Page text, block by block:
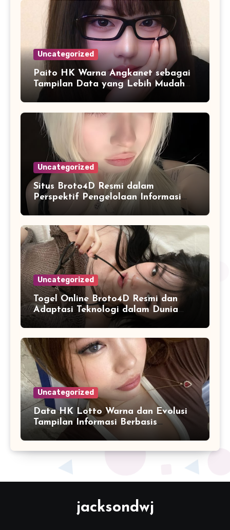
Uncategorized
Paito HK Warna Angkanet sebagai
Tampilan Data yang Lebih Mudah
Dipahami dan Dianalisis
Uncategorized
Situs Broto4D Resmi dalam
Perspektif Pengelolaan Informasi
dan Penyajian Data Harian
Uncategorized
Togel Online Broto4D Resmi dan
Adaptasi Teknologi dalam Dunia
Permainan
Uncategorized
Data HK Lotto Warna dan Evolusi
Tampilan Informasi Berbasis
Visualisasi Digital
jacksondwj